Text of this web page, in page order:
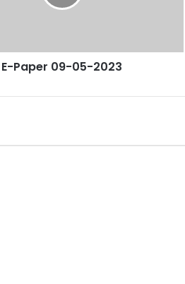
E-Paper 09-05-2023